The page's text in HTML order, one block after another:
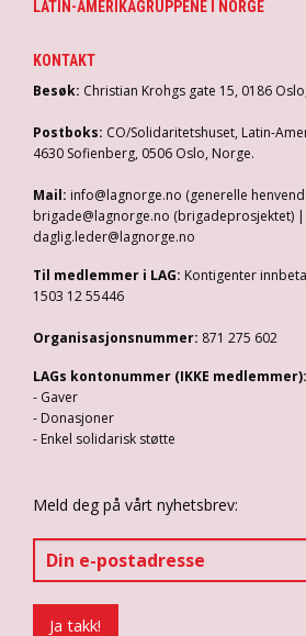
LATIN-AMERIKAGRUPPENE I NORGE
KONTAKT
Besøk: Christian Krohgs gate 15, 0186
Postboks: CO/Solidaritetshuset, Latin-
4630 Sofienberg, 0506 Oslo, Norge.
Mail: info@lagnorge.no (generelle
brigade@lagnorge.no (brigadeprosjektet) |
daglig.leder@lagnorge.no
Til medlemmer i LAG: Kontigenter
1503 12 55446
Organisasjonsnummer: 871 275 602
LAGs kontonummer (IKKE medlemmer):
- Gaver
- Donasjoner
- Enkel solidarisk støtte
Meld deg på vårt nyhetsbrev: